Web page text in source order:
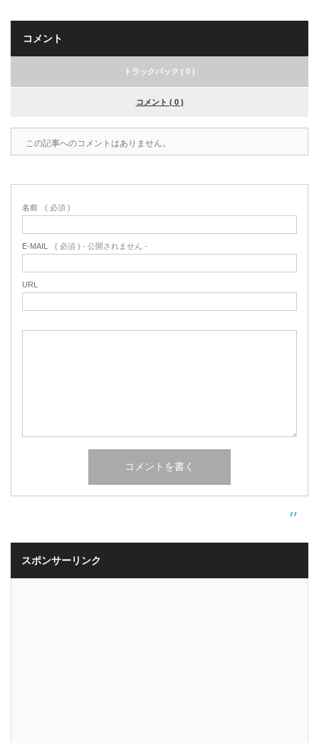
コメント
トラックバック ( 0 )
コメント ( 0 )
この記事へのコメントはありません。
名前 ( 必須 )
E-MAIL ( 必須 ) - 公開されません -
URL
スポンサーリンク